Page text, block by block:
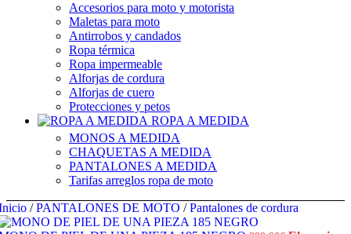
Accesorios para moto y motorista
Maletas para moto
Antirrobos y candados
Ropa térmica
Ropa impermeable
Alforjas de cordura
Alforjas de cuero
Protecciones y petos
ROPA A MEDIDA
MONOS A MEDIDA
CHAQUETAS A MEDIDA
PANTALONES A MEDIDA
Tarifas arreglos ropa de moto
/ PANTALONES DE MOTO / Pantalones de cordura